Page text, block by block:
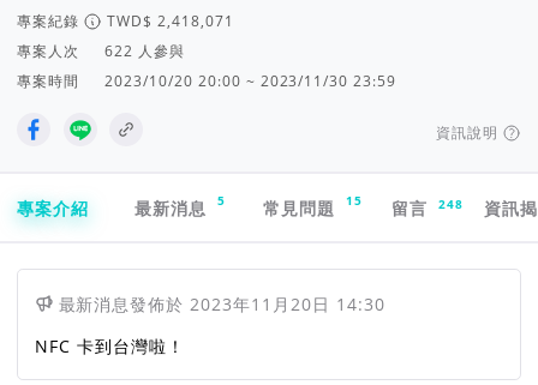
專案紀錄
專案人次
人參與
專案時間
2023/10/20 20:00 ~ 2023/11/30 23:59
資訊說明
專案介紹
最新消息 5 常見問題 15 留言 248 資訊
最新消息發佈於 2023年11月20日 14:30
NFC 卡到台灣啦！